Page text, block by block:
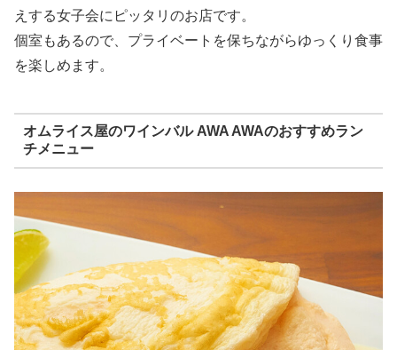
えする女子会にピッタリのお店です。
個室もあるので、プライベートを保ちながらゆっくり食事
を楽しめます。
オムライス屋のワインバル AWA AWAのおすすめラン
チメニュー